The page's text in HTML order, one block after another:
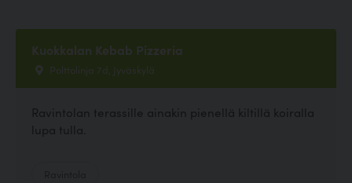
Kuokkalan Kebab Pizzeria
Polttolinja 7d, Jyväskylä
Ravintolan terassille ainakin pienellä kiltillä koiralla
lupa tulla.